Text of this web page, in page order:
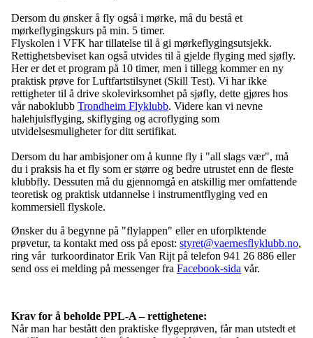
Dersom du ønsker å fly også i mørke, må du bestå et
mørkeflygingskurs på min. 5 timer.
Flyskolen i VFK har tillatelse til å gi mørkeflygingsutsjekk.
Rettighetsbeviset kan også utvides til å gjelde flyging med sjøfly.
Her er det et program på 10 timer, men i tillegg kommer en ny
praktisk prøve for Luftfartstilsynet (Skill Test). Vi har ikke
rettigheter til å drive skolevirksomhet på sjøfly, dette gjøres hos
vår naboklubb Trondheim Flyklubb. Videre kan vi nevne
halehjulsflyging, skiflyging og acroflyging som
utvidelsesmuligheter for ditt sertifikat.
Dersom du har ambisjoner om å kunne fly i "all slags vær", må
du i praksis ha et fly som er større og bedre utrustet enn de fleste
klubbfly. Dessuten må du gjennomgå en atskillig mer omfattende
teoretisk og praktisk utdannelse i instrumentflyging ved en
kommersiell flyskole.
Ønsker du å begynne på "flylappen" eller en uforplktende
prøvetur, ta kontakt med oss på epost: styret@vaernesflyklubb.no,
ring vår turkoordinator Erik Van Rijt på telefon 941 26 886 eller
send oss ei melding på messenger fra Facebook-sida vår.
Krav for å beholde PPL-A – rettighetene:
Når man har bestått den praktiske flygeprøven, får man utstedt et